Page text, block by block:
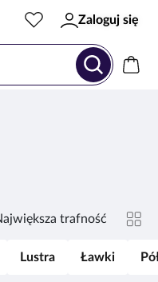
Zaloguj się
Lustra Ławki